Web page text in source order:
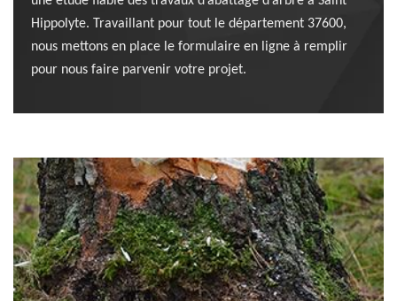
Hippolyte. Travaillant pour tout le département 37600,
nous mettons en place le formulaire en ligne à remplir
pour nous faire parvenir votre projet.